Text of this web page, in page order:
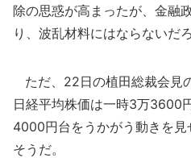
除の思惑が高まったが、金融
り、波乱材料にはならないだろ
ただ、22日の植田総裁会見
日経平均株価は一時3万3600
4000円台をうかがう動きを
そうだ。